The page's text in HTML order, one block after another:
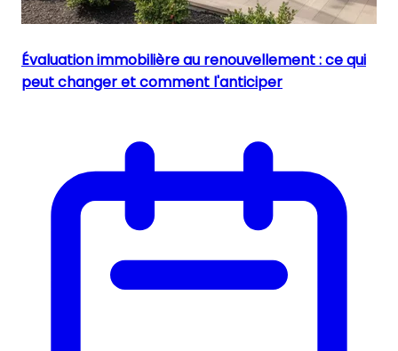
Évaluation immobilière au renouvellement : ce qui
peut changer et comment l'anticiper